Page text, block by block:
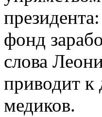
фонд
слова
приводит к
медиков.